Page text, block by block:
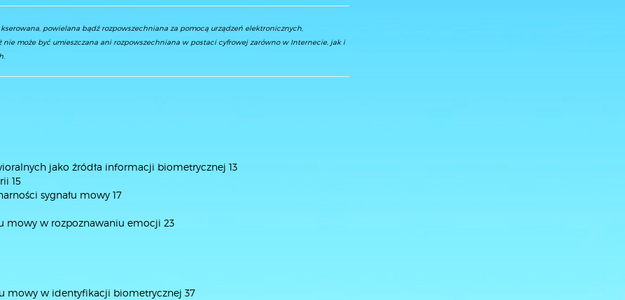
powielana bądź rozpowszechniana za pomocą urządzeń elektronicznych,
może być umieszczana ani rozpowszechniana w postaci cyfrowej zarówno w Internecie, jak i
jako źródła informacji biometrycznej 13
15
sygnału mowy 17
mowy w rozpoznawaniu emocji 23
mowy w identyfikacji biometrycznej 37